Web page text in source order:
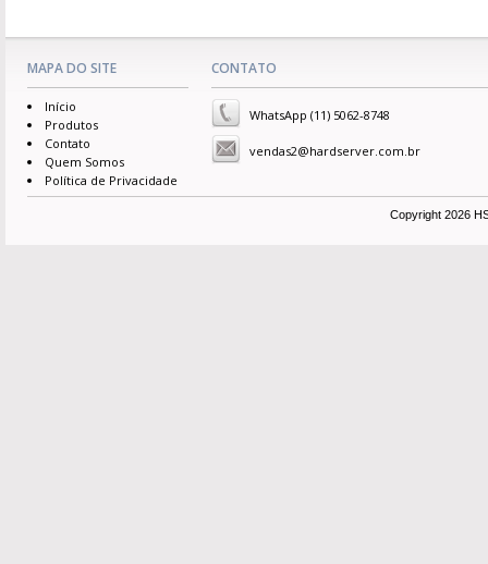
MAPA DO SITE
Início
Produtos
Contato
Quem Somos
Política de Privacidade
CONTATO
WhatsApp (11) 5062-8748
vendas2@hardserver.com.br
Copyright 2026